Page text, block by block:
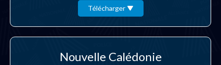
Télécharger
Nouvelle Calédonie